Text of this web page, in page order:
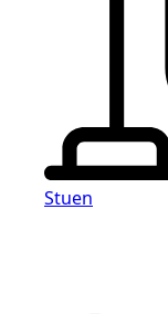
Stuen